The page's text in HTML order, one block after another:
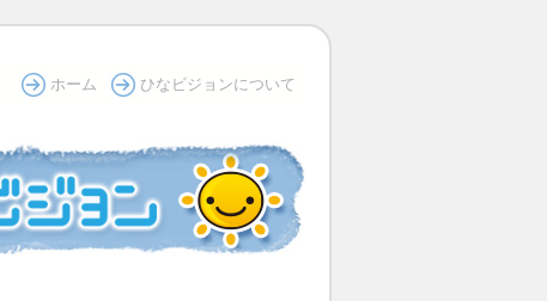
ホーム ひなビジョンについて